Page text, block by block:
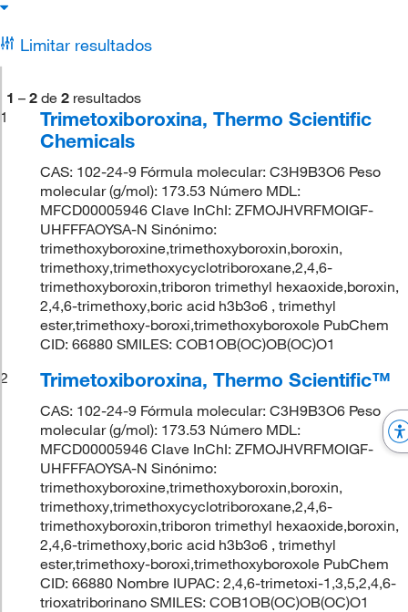
Limitar resultados
1 – 2 de 2 resultados
1
Trimetoxiboroxina, Thermo Scientific
Chemicals
CAS: 102-24-9 Fórmula molecular: C3H9B3O6 Peso
molecular (g/mol): 173.53 Número MDL:
MFCD00005946 Clave InChI: ZFMOJHVRFMOIGF-
UHFFFAOYSA-N Sinónimo:
trimethoxyboroxine,trimethoxyboroxin,boroxin,
trimethoxy,trimethoxycyclotriboroxane,2,4,6-
trimethoxyboroxin,triboron trimethyl hexaoxide,boroxin,
2,4,6-trimethoxy,boric acid h3b3o6 , trimethyl
ester,trimethoxy-boroxi,trimethoxyboroxole PubChem
CID: 66880 SMILES: COB1OB(OC)OB(OC)O1
2
Trimetoxiboroxina, Thermo Scientific™
CAS: 102-24-9 Fórmula molecular: C3H9B3O6 Peso
molecular (g/mol): 173.53 Número MDL:
MFCD00005946 Clave InChI: ZFMOJHVRFMOIGF-
UHFFFAOYSA-N Sinónimo:
trimethoxyboroxine,trimethoxyboroxin,boroxin,
trimethoxy,trimethoxycyclotriboroxane,2,4,6-
trimethoxyboroxin,triboron trimethyl hexaoxide,boroxin,
2,4,6-trimethoxy,boric acid h3b3o6 , trimethyl
ester,trimethoxy-boroxi,trimethoxyboroxole PubChem
CID: 66880 Nombre IUPAC: 2,4,6-trimetoxi-1,3,5,2,4,6-
trioxatriborinano SMILES: COB1OB(OC)OB(OC)O1